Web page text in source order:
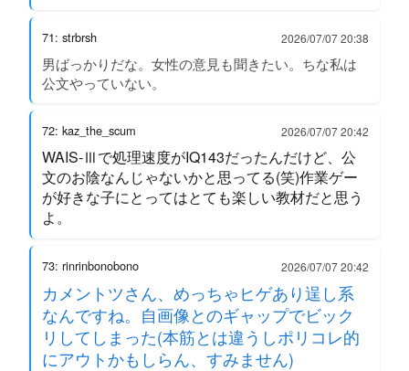
71: strbrsh 2026/07/07 20:38
男ばっかりだな。女性の意見も聞きたい。ちな私は
公文やっていない。
72: kaz_the_scum 2026/07/07 20:42
WAIS-Ⅲで処理速度がIQ143だったんだけど、公
文のお陰なんじゃないかと思ってる(笑)作業ゲー
が好きな子にとってはとても楽しい教材だと思う
よ。
73: rinrinbonobono 2026/07/07 20:42
カメントツさん、めっちゃヒゲあり逞し系
なんですね。自画像とのギャップでビック
リしてしまった(本筋とは違うしポリコレ的
にアウトかもしらん、すみません)